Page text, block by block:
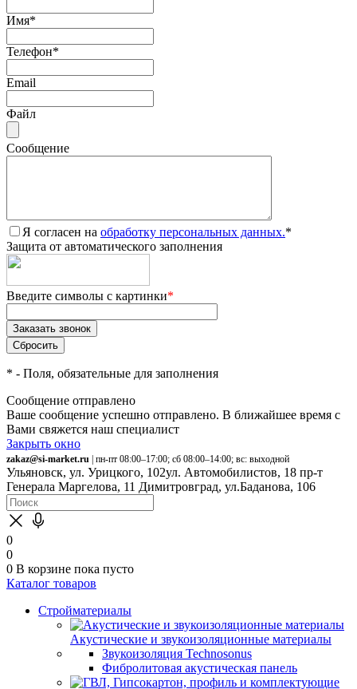
Имя*
Телефон*
Email
Файл
Сообщение
Я согласен на обработку персональных данных.*
Защита от автоматического заполнения
Введите символы с картинки*
* - Поля, обязательные для заполнения
Сообщение отправлено
Ваше сообщение успешно отправлено. В ближайшее время с
Вами свяжется наш специалист
Закрыть окно
zakaz@si-market.ru | пн-пт 08:00–17:00; сб 08:00–14:00; вс: выходной
Ульяновск, ул. Урицкого, 102ул. Автомобилистов, 18 пр-т
Генерала Маргелова, 11 Димитровград, ул.Баданова, 106
0
0
0 В корзине пока пусто
Каталог товаров
Стройматериалы
Акустические и звукоизоляционные материалы
Звукоизоляция Technosonus
Фибролитовая акустическая панель